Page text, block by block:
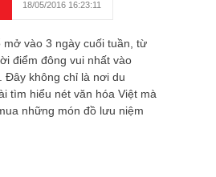
18/05/2016 16:23:11
mở vào 3 ngày cuối tuần, từ
điểm đông vui nhất vào
Đây không chỉ là nơi du
tìm hiểu nét văn hóa Việt mà
những món đồ lưu niệm